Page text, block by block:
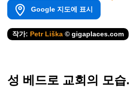
Google 지도에 표시
작가: Petr Liška © gigaplaces.com
성 베드로 교회의 모습